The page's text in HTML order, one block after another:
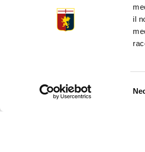
il